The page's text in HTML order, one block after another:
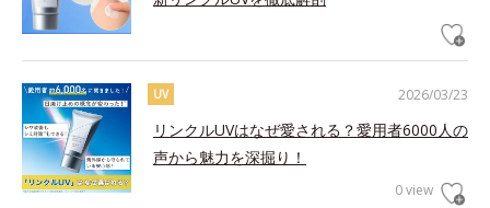
2026/03/23
UV
リンクルUVはなぜ愛される？愛用者6000人の
声から魅力を深掘り！
0 view